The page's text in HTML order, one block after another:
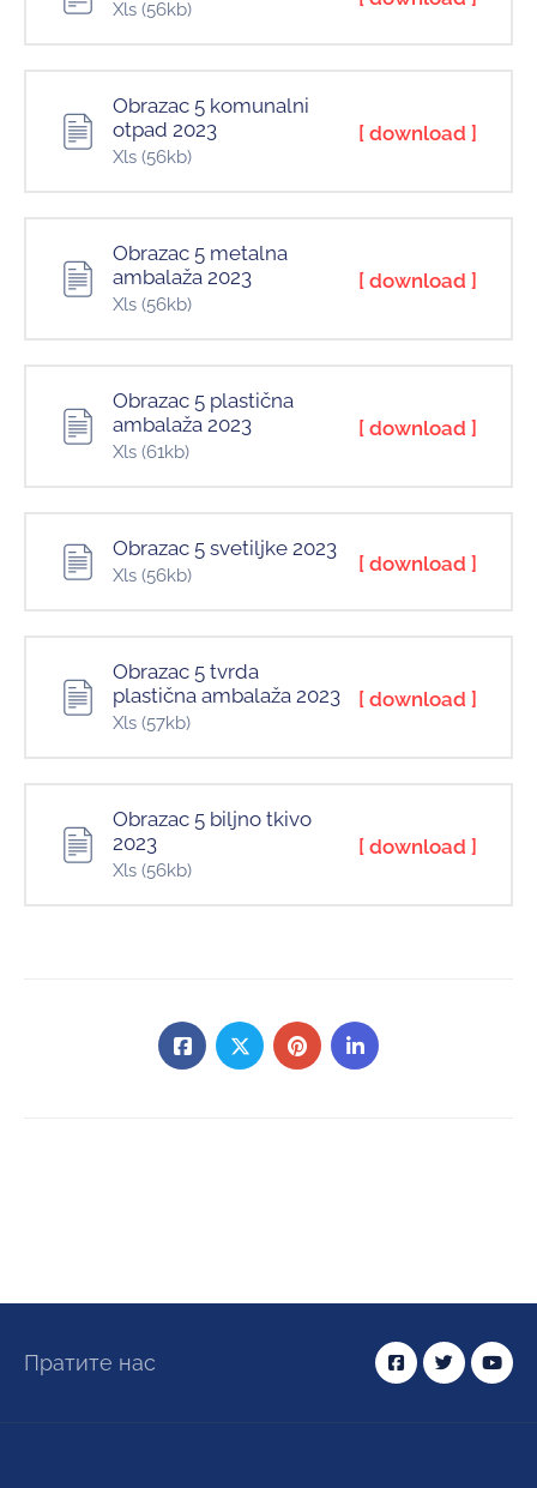
Xls (56kb)
Obrazac 5 komunalni
otpad 2023
Xls (56kb)
[ download ]
Obrazac 5 metalna
ambalaža 2023
Xls (56kb)
[ download ]
Obrazac 5 plastična
ambalaža 2023
Xls (61kb)
[ download ]
Obrazac 5 svetiljke 2023
Xls (56kb) [ download ]
Obrazac 5 tvrda
plastična ambalaža 2023
Xls (57kb)
[ download ]
Obrazac 5 biljno tkivo
2023
Xls (56kb)
[ download ]
Пратите нас